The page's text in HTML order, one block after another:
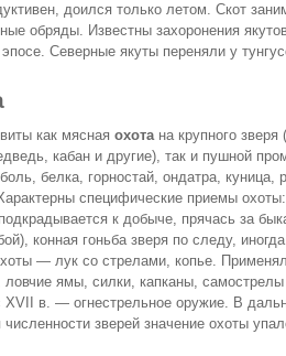
доился только летом. Скот
обряды. Известны захоронения
Северные якуты переняли у
как мясная охотана крупного зверя
кабан и другие), так и пушной
белка, горностай, ондатра, куница,
специфические приемы
к добыче, прячась за
конная гоньба зверя по следу,
— лук со стрелами, копье.
ловчие ямы, силки, капканы, самострелы
XVII в. — огнестрельное оружие. В
зверей значение охоты